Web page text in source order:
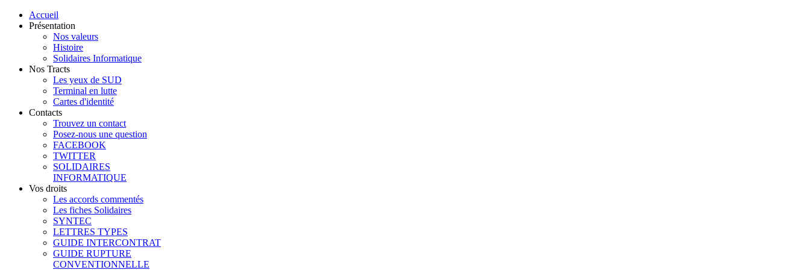
Accueil
Présentation
Nos valeurs
Histoire
Solidaires Informatique
Nos Tracts
Les yeux de SUD
Terminal en lutte
Cartes d'identité
Contacts
Trouvez un contact
Posez-nous une question
FACEBOOK
TWITTER
SOLIDAIRES
INFORMATIQUE
Vos droits
Les accords commentés
Les fiches Solidaires
SYNTEC
LETTRES TYPES
GUIDE INTERCONTRAT
GUIDE RUPTURE
CONVENTIONNELLE